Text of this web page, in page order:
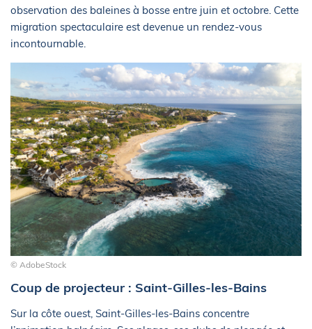
observation des baleines à bosse entre juin et octobre. Cette
migration spectaculaire est devenue un rendez-vous
incontournable.
© AdobeStock
Coup de projecteur : Saint-Gilles-les-Bains
Sur la côte ouest, Saint-Gilles-les-Bains concentre